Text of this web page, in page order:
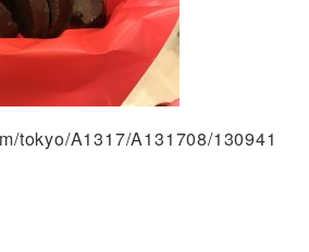
tokyo/A1317/A131708/130941